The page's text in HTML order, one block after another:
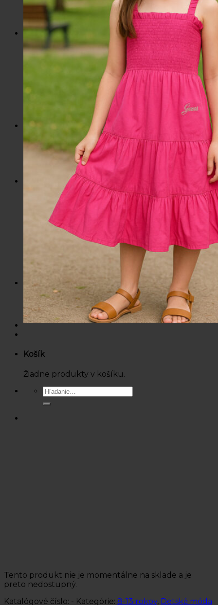
Slnečné okuliare
Hrnčeky a poháre s potlačou
Darčekové poukážky
Pánska móda
Kategórie
Tričká
Plavky
Mikiny a svetre
Nohavice a tepláky
Pánska obuv
Spodné prádlo
Pánske doplnky
Detská móda
0 – 3 roky
4-7 rokov
8-13 rokov
14-18 rokov
Detské doplnky
Dámska móda na každý deň
Bundy
Saká / Kabáty
Košele / Blúzky
Mikiny / Svetre
Nohavice / Tepláky
Sukne / Kraťasy
Tričká
Bazárová ponuka
Dámske
Detské
Košík
Žiadne produkty v košíku.
Hľadať:
Tento produkt nie je momentálne na sklade a je
preto nedostupný.
Katalógové číslo: - Kategórie: 8-13 rokov, Detská móda